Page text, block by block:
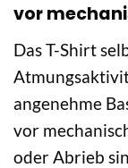
vor
Das T-Shirt
angenehme
vor
oder Abrieb